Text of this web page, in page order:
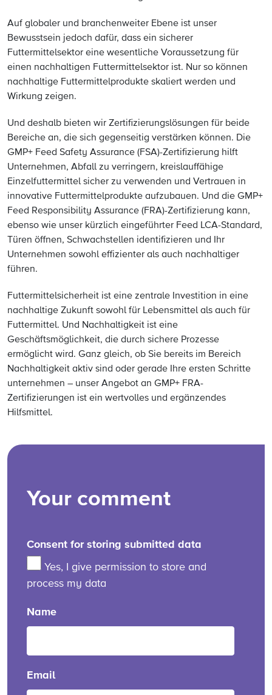
Auf globaler und branchenweiter Ebene ist unser
Bewusstsein jedoch dafür, dass ein sicherer
Futtermittelsektor eine wesentliche Voraussetzung für
einen nachhaltigen Futtermittelsektor ist. Nur so können
nachhaltige Futtermittelprodukte skaliert werden und
Wirkung zeigen.
Und deshalb bieten wir Zertifizierungslösungen für beide
Bereiche an, die sich gegenseitig verstärken können. Die
GMP+ Feed Safety Assurance (FSA)-Zertifizierung hilft
Unternehmen, Abfall zu verringern, kreislauffähige
Einzelfuttermittel sicher zu verwenden und Vertrauen in
innovative Futtermittelprodukte aufzubauen. Und die GMP+
Feed Responsibility Assurance (FRA)-Zertifizierung kann,
ebenso wie unser kürzlich eingeführter Feed LCA-Standard,
Türen öffnen, Schwachstellen identifizieren und Ihr
Unternehmen sowohl effizienter als auch nachhaltiger
führen.
Futtermittelsicherheit ist eine zentrale Investition in eine
nachhaltige Zukunft sowohl für Lebensmittel als auch für
Futtermittel. Und Nachhaltigkeit ist eine
Geschäftsmöglichkeit, die durch sichere Prozesse
ermöglicht wird. Ganz gleich, ob Sie bereits im Bereich
Nachhaltigkeit aktiv sind oder gerade Ihre ersten Schritte
unternehmen – unser Angebot an GMP+ FRA-
Zertifizierungen ist ein wertvolles und ergänzendes
Hilfsmittel.
Your comment
Consent for storing submitted data
Yes, I give permission to store and
process my data
Name
Email